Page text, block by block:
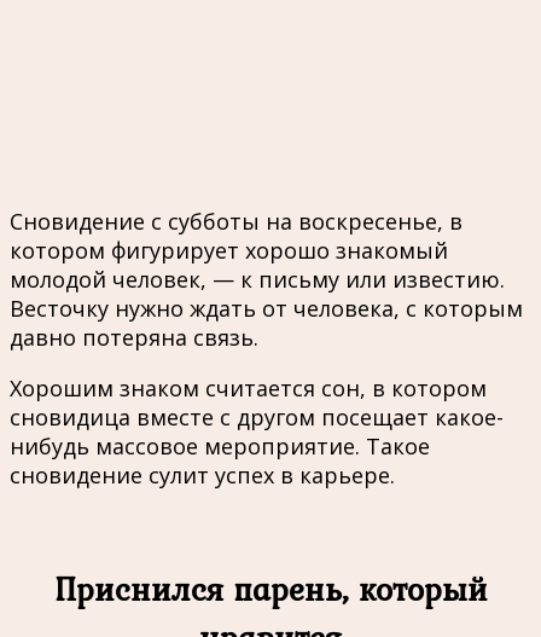
Сновидение с субботы на воскресенье, в
котором фигурирует хорошо знакомый
молодой человек, — к письму или известию.
Весточку нужно ждать от человека, с которым
давно потеряна связь.
Хорошим знаком считается сон, в котором
сновидица вместе с другом посещает какое-
нибудь массовое мероприятие. Такое
сновидение сулит успех в карьере.
Приснился парень, который